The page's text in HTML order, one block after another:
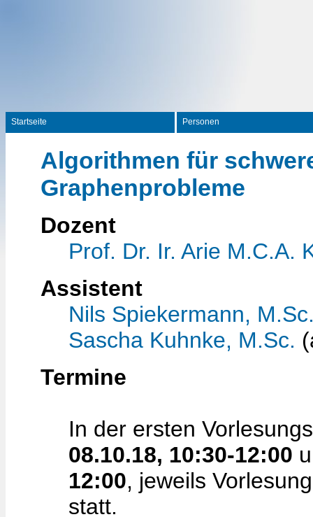
Startseite Personen
Algorithmen für
Graphenprobleme
Dozent
Prof. Dr. Ir. Arie M.C.A.
Assistent
Nils Spiekermann,
Sascha Kuhnke, M.Sc.
Termine
In der ersten
08.10.18, 10:30-12:00
12:00, jeweils
statt.